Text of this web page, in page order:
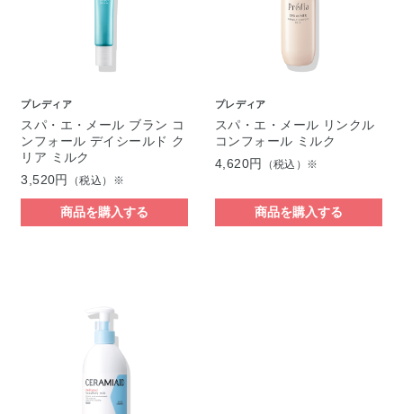
プレディア
スパ・エ・メール ブラン コ
ンフォール デイシールド ク
リア ミルク
3,520円
（税込）※
商品を購入する
プレディア
スパ・エ・メール リンクル
コンフォール ミルク
4,620円
（税込）※
商品を購入する